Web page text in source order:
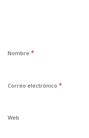
Nombre *
Correo electrónico *
Web